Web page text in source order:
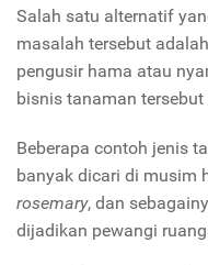
Salah satu alternatif
masalah tersebut
pengusir hama atau
bisnis tanaman
Beberapa contoh jenis
banyak dicari di musim
rosemary, dan
dijadikan pewangi